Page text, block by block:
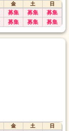
金 土
日
募集 募集 募集
募集 募集 募集
金 土
日